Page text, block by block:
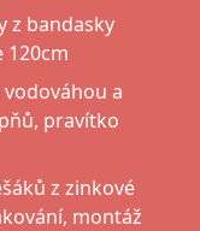
z bandasky
120cm
a
pravítko
z zinkové
montáž